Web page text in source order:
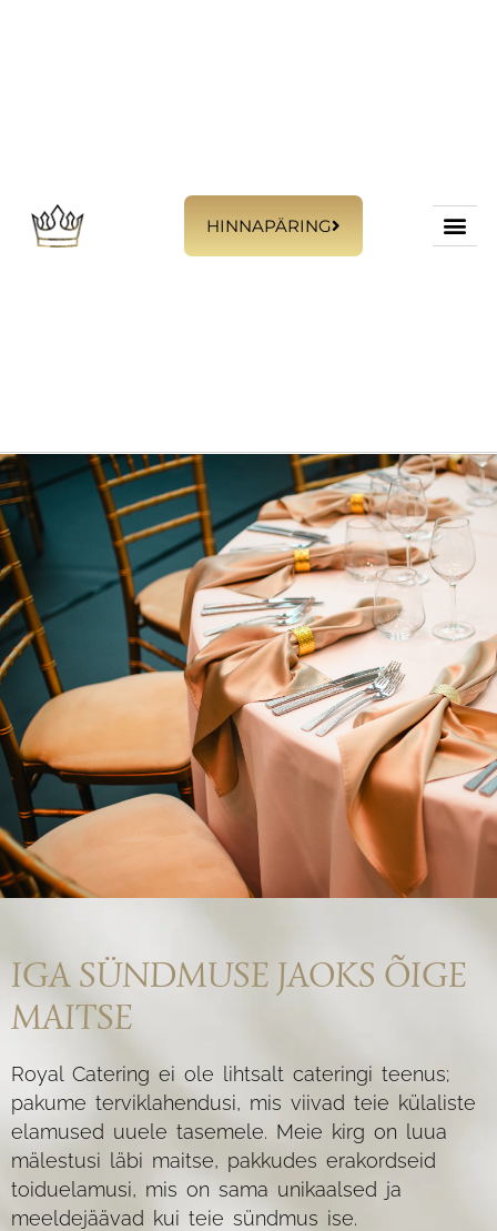
HINNAPÄRING
IGA SÜNDMUSE JAOKS ÕIGE
MAITSE
Royal Catering ei ole lihtsalt cateringi teenus;
pakume terviklahendusi, mis viivad teie külaliste
elamused uuele tasemele. Meie kirg on luua
mälestusi läbi maitse, pakkudes erakordseid
toiduelamusi, mis on sama unikaalsed ja
meeldejäävad kui teie sündmus ise.